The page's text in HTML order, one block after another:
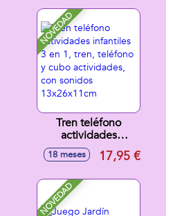
NOVEDAD
Tren teléfono
actividades
infantiles 3 en 1,
tren, teléfono y
con sonidos
13x26x11cm
18 meses 17,95 €
NOVEDAD